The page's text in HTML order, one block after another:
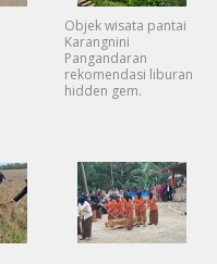
Objek wisata pantai
Karangnini
Pangandaran
rekomendasi liburan
hidden gem.